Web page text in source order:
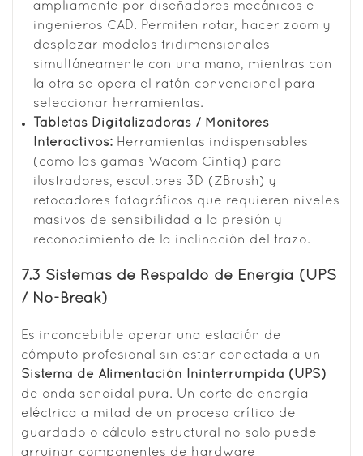
ampliamente por diseñadores mecánicos e
ingenieros CAD. Permiten rotar, hacer zoom y
desplazar modelos tridimensionales
simultáneamente con una mano, mientras con
la otra se opera el ratón convencional para
seleccionar herramientas.
Tabletas Digitalizadoras / Monitores
Interactivos: Herramientas indispensables
(como las gamas Wacom Cintiq) para
ilustradores, escultores 3D (ZBrush) y
retocadores fotográficos que requieren niveles
masivos de sensibilidad a la presión y
reconocimiento de la inclinación del trazo.
7.3 Sistemas de Respaldo de Energía (UPS
/ No-Break)
Es inconcebible operar una estación de
cómputo profesional sin estar conectada a un
Sistema de Alimentación Ininterrumpida (UPS)
de onda senoidal pura. Un corte de energía
eléctrica a mitad de un proceso crítico de
guardado o cálculo estructural no solo puede
arruinar componentes de hardware